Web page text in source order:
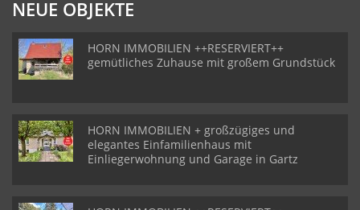
NEUE OBJEKTE
HORN IMMOBILIEN ++RESERVIERT++
gemütliches Zuhause mit großem Grundstück
HORN IMMOBILIEN + großzügiges und
elegantes Einfamilienhaus mit
Einliegerwohnung und Garage in Gartz